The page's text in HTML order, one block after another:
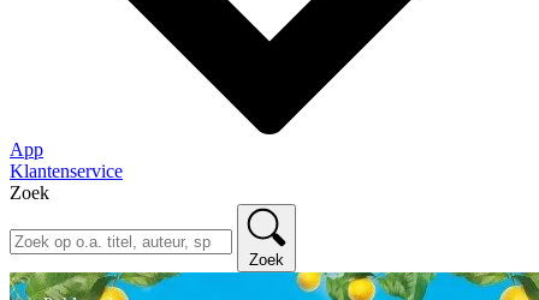
App
Klantenservice
Zoek
Zoek